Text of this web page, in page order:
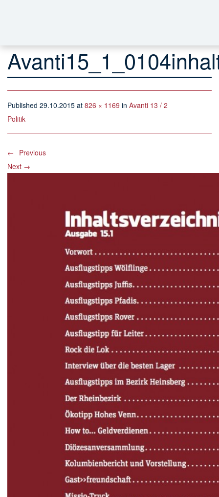
Published 29.10.2015 at 826 × 1169 in Avanti 13 / 2
Politik
←
Previous
Next →